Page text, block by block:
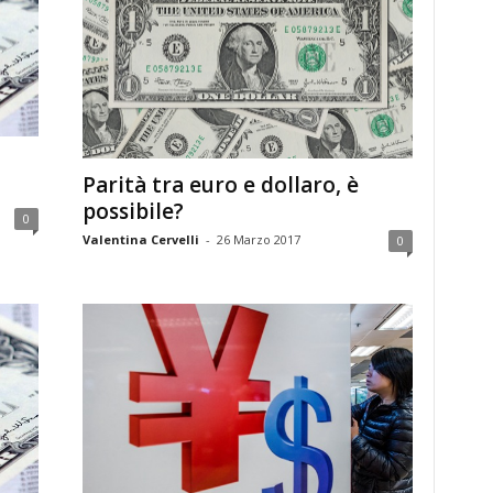
0
Parità tra euro e dollaro, è
possibile?
Valentina Cervelli - 26 Marzo 2017 0